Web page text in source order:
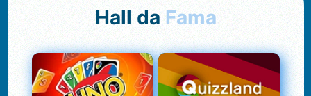
Hall da Fama